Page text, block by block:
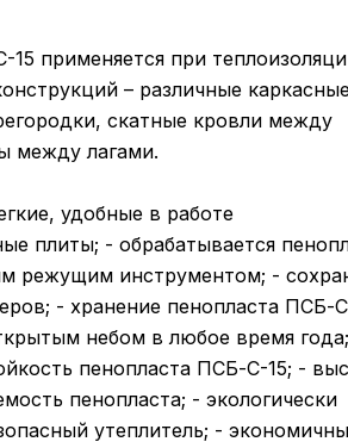
применяется при
– различные
скатные кровли между
между лагами.
удобные в работе
плиты; - обрабатывается
режущим инструментом; -
- хранение пенопласта ПСБ-
небом в любое время
пенопласта ПСБ-С-15; -
пенопласта; - экологически
утеплитель; -